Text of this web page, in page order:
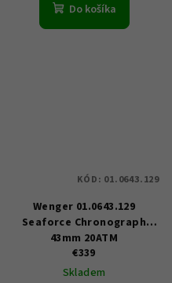
Do košíka
Wenger 01.0643.129
Seaforce Chronograph
43mm 20ATM
€339
Skladem
KÓD: 01.0643.129